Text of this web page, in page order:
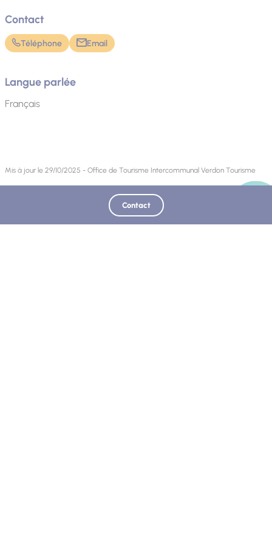
Contact
Téléphone Email
Langue parlée
Français
Mis à jour le 29/10/2025 - Office de Tourisme Intercommunal Verdon Tourisme
Découvrez également :
Contact